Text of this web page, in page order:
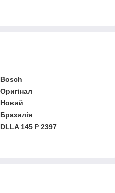
Bosch
Оригінал
Новий
Бразилія
DLLA 145 P 2397